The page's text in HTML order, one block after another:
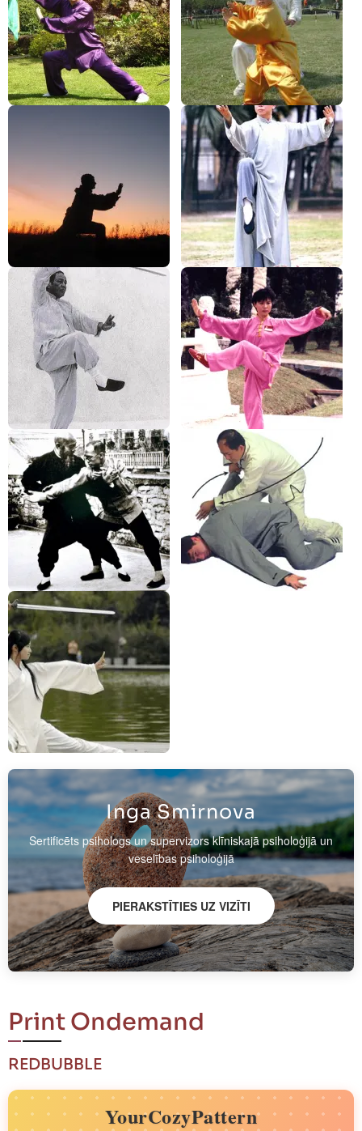
Inga Smirnova
Sertificēts psihologs un supervizors klīniskajā psiholoģijā un
veselības psiholoģijā
PIERAKSTĪTIES UZ VIZĪTI
Print Ondemand
REDBUBBLE
YourCozyPattern